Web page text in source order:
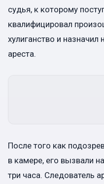
судья, к которому
квалифицировал
хулиганство и назначил
ареста.
После того как
в камере, его вызвали
три часа. Следователь